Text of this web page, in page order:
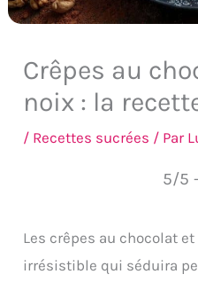
Crêpes au
noix : la
/ Recettes sucrées / Par
5/5
Les crêpes au chocolat
irrésistible qui séduira